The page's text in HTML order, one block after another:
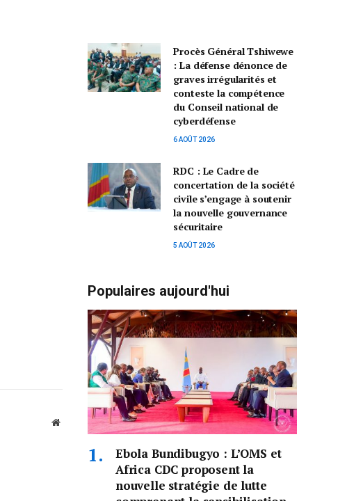
Website
Procès Général Tshiwewe
: La défense dénonce de
graves irrégularités et
conteste la compétence
du Conseil national de
cyberdéfense
6 AOÛT 2026
RDC : Le Cadre de
concertation de la société
civile s’engage à soutenir
la nouvelle gouvernance
sécuritaire
5 AOÛT 2026
Populaires aujourd'hui
Ebola Bundibugyo : L’OMS et
Africa CDC proposent la
nouvelle stratégie de lutte